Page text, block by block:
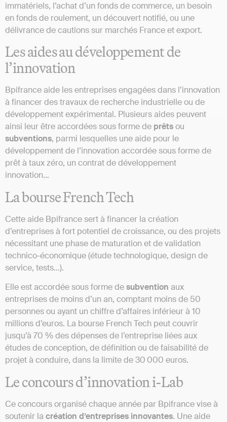
immatériels, l’achat d’un fonds de commerce, un besoin
en fonds de roulement, un découvert notifié, ou une
délivrance de cautions sur marchés France et export.
Les aides au développement de
l’innovation
Bpifrance aide les entreprises engagées dans l’innovation
à financer des travaux de recherche industrielle ou de
développement expérimental. Plusieurs aides peuvent
ainsi leur être accordées sous forme de prêtsou
subventions, parmi lesquelles une aide pour le
développement de l’innovation accordée sous forme de
prêt à taux zéro, un contrat de développement
innovation…
La bourse French Tech
Cette aide Bpifrance sert à financer la création
d’entreprises à fort potentiel de croissance, ou des projets
nécessitant une phase de maturation et de validation
technico-économique (étude technologique, design de
service, tests…).
Elle est accordée sous forme desubvention aux
entreprises de moins d’un an, comptant moins de 50
personnes ou ayant un chiffre d’affaires inférieur à 10
millions d’euros. La bourse French Tech peut couvrir
jusqu’à 70 % des dépenses de l’entreprise liées aux
études de conception, de définition ou de faisabilité de
projet à conduire, dans la limite de 30 000 euros.
Le concours d’innovation i-Lab
Ce concours organisé chaque année par Bpifrance vise à
soutenir la création d’entreprises innovantes. Une aide